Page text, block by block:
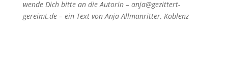
wende Dich bitte an die Autorin – anja@gezittert-
gereimt.de – ein Text von Anja Allmanritter, Koblenz